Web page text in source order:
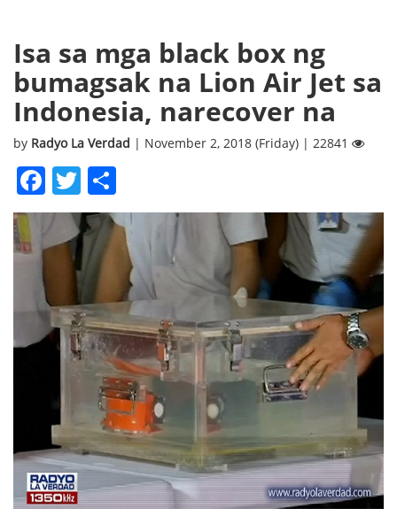
Isa sa mga black box ng
bumagsak na Lion Air Jet sa
Indonesia, narecover na
by Radyo La Verdad | November 2, 2018 (Friday) | 22841
Facebook
Twitter